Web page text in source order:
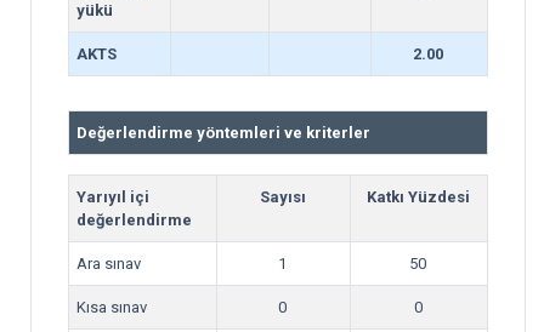
yükü
AKTS 2.00
Değerlendirme yöntemleri ve kriterler
Yarıyıl içi
değerlendirme
Sayısı Katkı Yüzdesi
Ara sınav 1 50
Kısa sınav 0 0